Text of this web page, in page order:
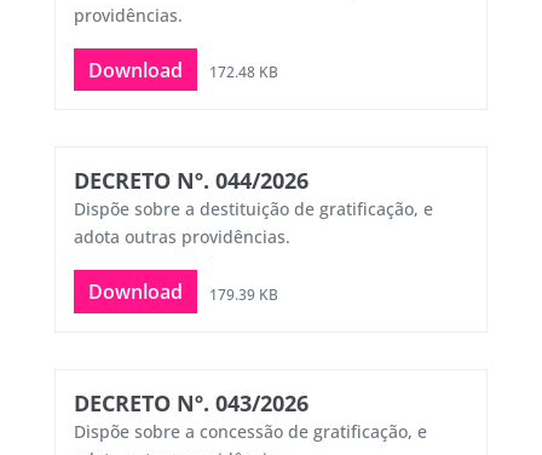
providências.
Download 172.48 KB
DECRETO Nº. 044/2026
Dispõe sobre a destituição de gratificação, e
adota outras providências.
Download 179.39 KB
DECRETO Nº. 043/2026
Dispõe sobre a concessão de gratificação, e